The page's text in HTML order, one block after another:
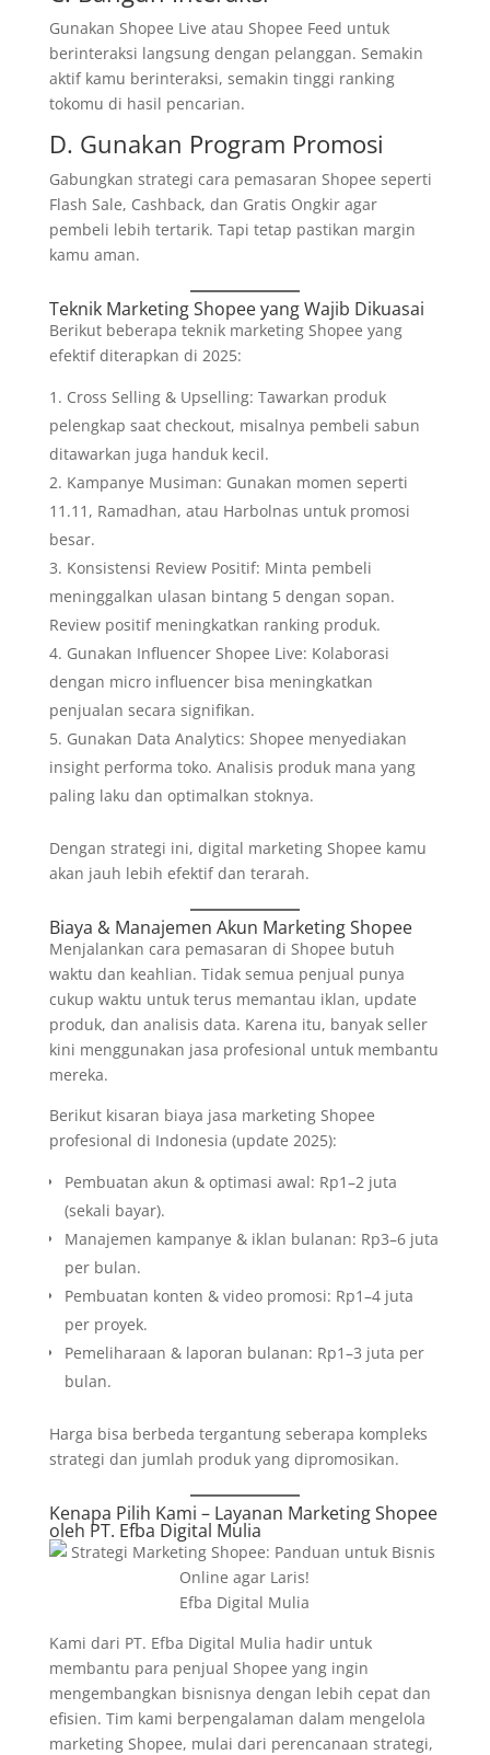
Gunakan Shopee Live atau Shopee Feed untuk
berinteraksi langsung dengan pelanggan. Semakin
aktif kamu berinteraksi, semakin tinggi ranking
tokomu di hasil pencarian.
D. Gunakan Program Promosi
Gabungkan strategi cara pemasaran Shopee seperti
Flash Sale, Cashback, dan Gratis Ongkir agar
pembeli lebih tertarik. Tapi tetap pastikan margin
kamu aman.
Teknik Marketing Shopee yang Wajib Dikuasai
Berikut beberapa teknik marketing Shopee yang
efektif diterapkan di 2025:
Cross Selling & Upselling: Tawarkan produk
pelengkap saat checkout, misalnya pembeli sabun
ditawarkan juga handuk kecil.
Kampanye Musiman: Gunakan momen seperti
11.11, Ramadhan, atau Harbolnas untuk promosi
besar.
Konsistensi Review Positif: Minta pembeli
meninggalkan ulasan bintang 5 dengan sopan.
Review positif meningkatkan ranking produk.
Gunakan Influencer Shopee Live: Kolaborasi
dengan micro influencer bisa meningkatkan
penjualan secara signifikan.
Gunakan Data Analytics: Shopee menyediakan
insight performa toko. Analisis produk mana yang
paling laku dan optimalkan stoknya.
Dengan strategi ini, digital marketing Shopee kamu
akan jauh lebih efektif dan terarah.
Biaya & Manajemen Akun Marketing Shopee
Menjalankan cara pemasaran di Shopee butuh
waktu dan keahlian. Tidak semua penjual punya
cukup waktu untuk terus memantau iklan, update
produk, dan analisis data. Karena itu, banyak seller
kini menggunakan jasa profesional untuk membantu
mereka.
Berikut kisaran biaya jasa marketing Shopee
profesional di Indonesia (update 2025):
Pembuatan akun & optimasi awal: Rp1–2 juta
(sekali bayar).
Manajemen kampanye & iklan bulanan: Rp3–6 juta
per bulan.
Pembuatan konten & video promosi: Rp1–4 juta
per proyek.
Pemeliharaan & laporan bulanan: Rp1–3 juta per
bulan.
Harga bisa berbeda tergantung seberapa kompleks
strategi dan jumlah produk yang dipromosikan.
Kenapa Pilih Kami – Layanan Marketing Shopee
oleh PT. Efba Digital Mulia
Efba Digital Mulia
Kami dari PT. Efba Digital Mulia hadir untuk
membantu para penjual Shopee yang ingin
mengembangkan bisnisnya dengan lebih cepat dan
efisien. Tim kami berpengalaman dalam mengelola
marketing Shopee, mulai dari perencanaan strategi,